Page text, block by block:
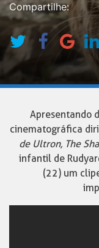
Compartilhe:
Apresentando
cinematográfica
de Ultron, The
infantil de
(22) um